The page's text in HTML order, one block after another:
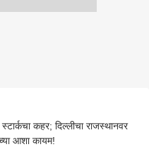
कहर; दिल्लीचा राजस्थानवर
आशा कायम!